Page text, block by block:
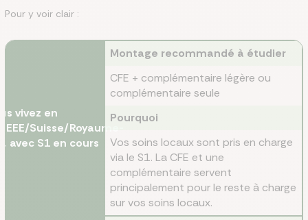
Pour y voir clair :
vivez en
EEE/Suisse/Royaume-
avec S1 en cours
Montage recommandé à étudier
CFE + complémentaire légère ou
complémentaire seule
Pourquoi
Vos soins locaux sont pris en charge
via le S1. La CFE et une
complémentaire servent
principalement pour le reste à charge
sur vos soins locaux.